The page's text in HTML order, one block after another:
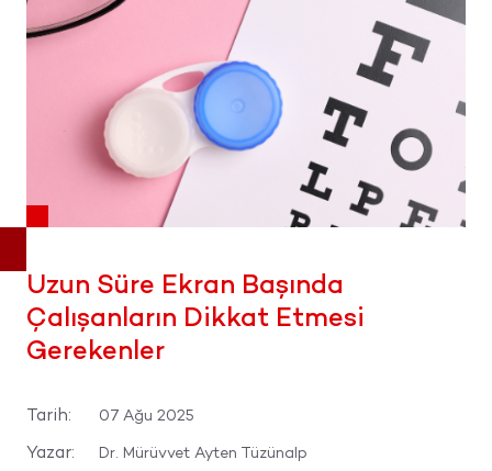
Uzun Süre Ekran Başında
Çalışanların Dikkat Etmesi
Gerekenler
Tarih: 07 Ağu 2025
Yazar: Dr. Mürüvvet Ayten Tüzünalp